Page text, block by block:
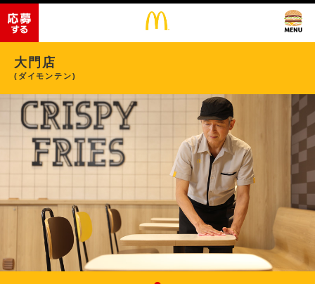
大門店
(ダイモンテン)